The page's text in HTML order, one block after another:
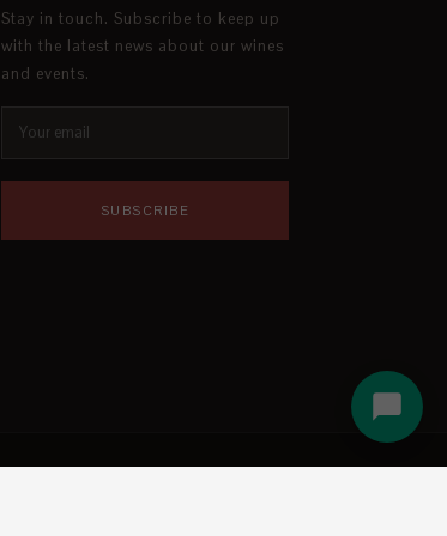
Stay in touch. Subscribe to keep up
with the latest news about our wines
and events.
SUBSCRIBE